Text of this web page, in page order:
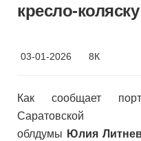
кресло-коляску
03-01-2026 8К
Как сообщает
Саратовской
облдумы Юлия